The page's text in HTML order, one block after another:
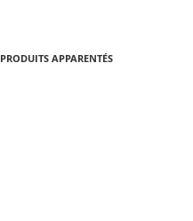
PRODUITS APPARENTÉS